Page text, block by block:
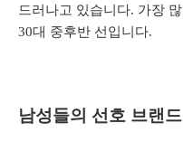
드러나고 있습니다. 가장
30대 중후반 선입니다.
남성들의 선호 브랜드